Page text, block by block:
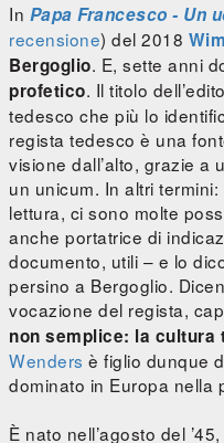
In Papa Francesco - Un
recensione) del 2018
Bergoglio. E, sette anni
profetico. Il titolo
tedesco che più lo
regista tedesco è una
visione dall’alto, grazie a
un unicum. In altri
lettura, ci sono molte
anche portatrice di
documento, utili – e lo
persino a Bergoglio.
vocazione del regista,
non semplice: la cultura
Wenders è figlio dunque
dominato in Europa nella
È nato nell’agosto del